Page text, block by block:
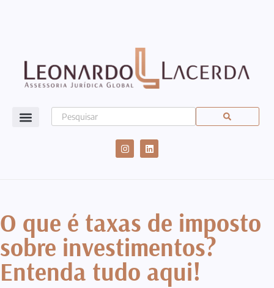
O que é taxas de imposto
sobre investimentos?
Entenda tudo aqui!